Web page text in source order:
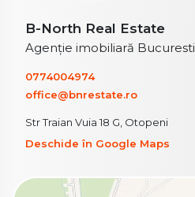
B-North Real Estate
Agenție imobiliară Bucuresti
0774004974
office@bnrestate.ro
Str Traian Vuia 18 G, Otopeni
Deschide în Google Maps